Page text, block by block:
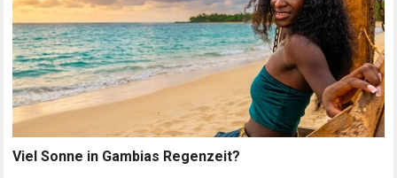
Viel Sonne in Gambias Regenzeit?